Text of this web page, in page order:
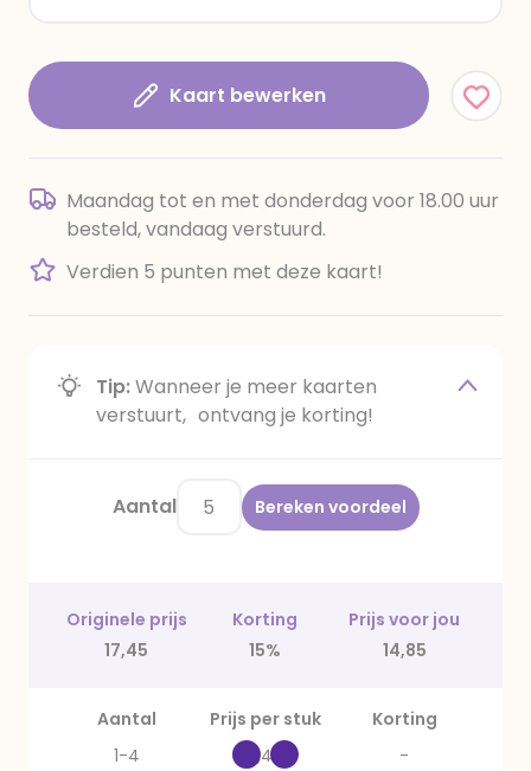
Kaart bewerken
Maandag tot en met donderdag voor 18.00 uur
besteld, vandaag verstuurd.
Verdien 5 punten met deze kaart!
Tip:Wanneer je meer kaarten
verstuurt, ontvang je korting!
Aantal Bereken voordeel
Originele prijs Korting
Prijs voor jou
17,45
15% 14,85
Aantal Prijs per stuk
Korting
1-4
3,49
-